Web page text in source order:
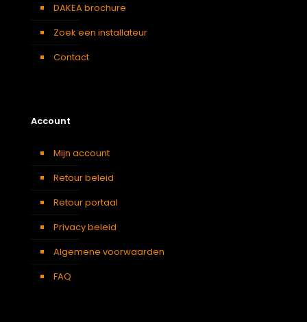
DAKEA brochure
Zoek een installateur
Contact
Account
Mijn account
Retour beleid
Retour portaal
Privacy beleid
Algemene voorwaarden
FAQ